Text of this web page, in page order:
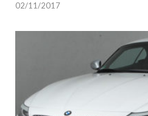
02/11/2017